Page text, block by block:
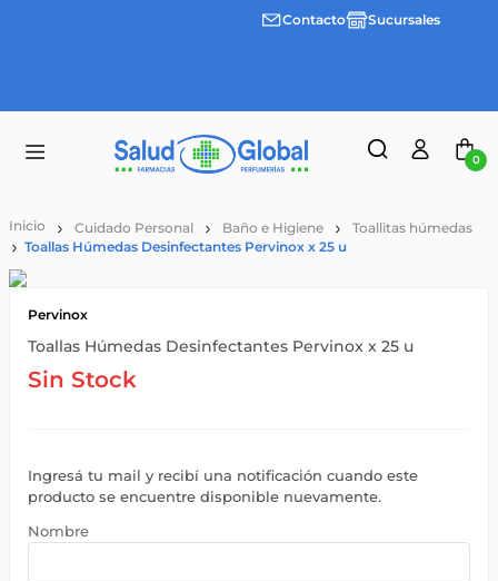
Envíos
Contacto Sucursales
0
Cuidado Personal Baño e Higiene
Toallitas húmedas
Toallas Húmedas Desinfectantes Pervinox x 25 u
Pervinox
Toallas Húmedas Desinfectantes Pervinox x 25 u
Sin Stock
Ingresá tu mail y recibí una notificación cuando este
producto se encuentre disponible nuevamente.